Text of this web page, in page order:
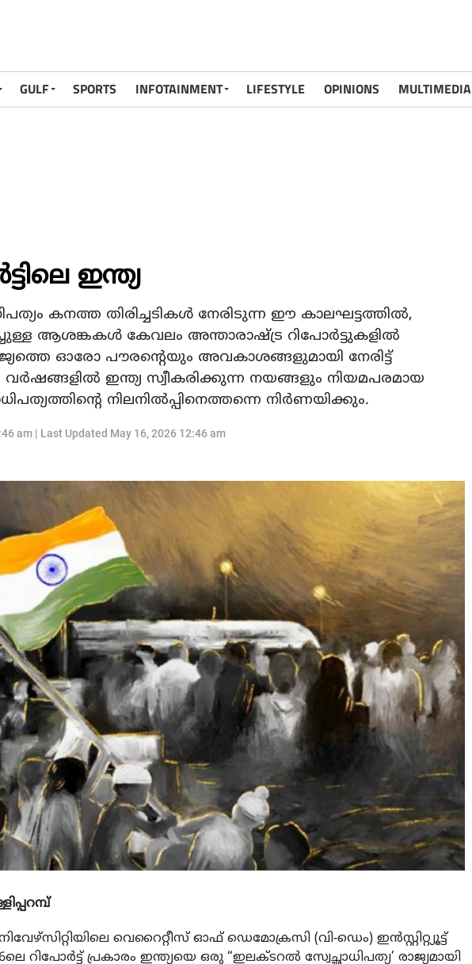
GULF SPORTS INFOTAINMENT LIFESTYLE OPINIONS MULTIMEDIA
ഇന്ത്യ
കനത്ത തിരിച്ചടികള്‍ നേരിടുന്ന ഈ കാലഘട്ടത്തില്‍,
ആശങ്കകള്‍ കേവലം അന്താരാഷ്ട്ര റിപോര്‍ട്ടുകളില്‍
ഓരോ പൗരന്റെയും അവകാശങ്ങളുമായി നേരിട്ട്
വര്‍ഷങ്ങളില്‍ ഇന്ത്യ സ്വീകരിക്കുന്ന നയങ്ങളും നിയമപരമായ
നിലനില്‍പ്പിനെത്തന്നെ നിര്‍ണയിക്കും.
am | Last Updated May 16, 2026 12:46 am
വെറൈറ്റീസ് ഓഫ് ഡെമോക്രസി (വി-ഡെം) ഇന്‍സ്റ്റിറ്റ്യൂട്ട്
റിപോര്‍ട്ട് പ്രകാരം ഇന്ത്യയെ ഒരു “ഇലക്ടറല്‍ സ്വേച്ഛാധിപത്യ’ രാജ്യമായി